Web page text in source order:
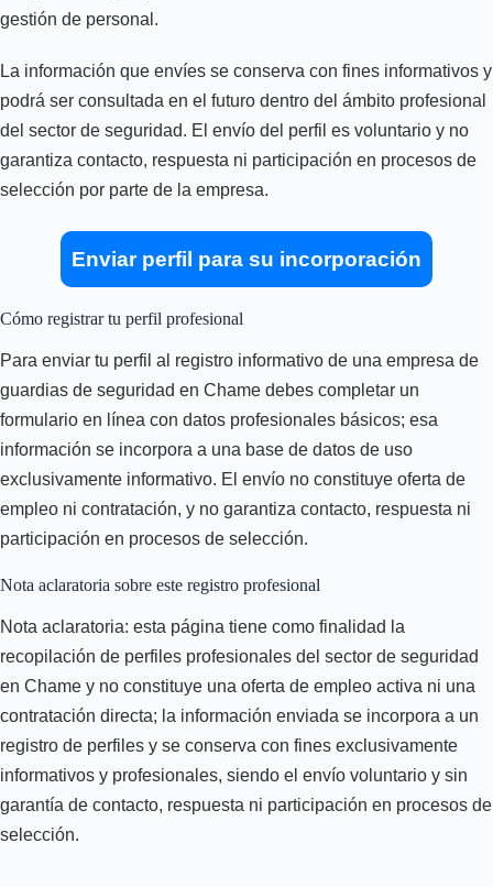
gestión de personal.
La información que envíes se conserva con fines informativos y
podrá ser consultada en el futuro dentro del ámbito profesional
del sector de seguridad. El envío del perfil es voluntario y no
garantiza contacto, respuesta ni participación en procesos de
selección por parte de la empresa.
Enviar perfil para su incorporación
Cómo registrar tu perfil profesional
Para enviar tu perfil al registro informativo de una empresa de
guardias de seguridad en Chame debes completar un
formulario en línea con datos profesionales básicos; esa
información se incorpora a una base de datos de uso
exclusivamente informativo. El envío no constituye oferta de
empleo ni contratación, y no garantiza contacto, respuesta ni
participación en procesos de selección.
Nota aclaratoria sobre este registro profesional
Nota aclaratoria: esta página tiene como finalidad la
recopilación de perfiles profesionales del sector de seguridad
en Chame y no constituye una oferta de empleo activa ni una
contratación directa; la información enviada se incorpora a un
registro de perfiles y se conserva con fines exclusivamente
informativos y profesionales, siendo el envío voluntario y sin
garantía de contacto, respuesta ni participación en procesos de
selección.